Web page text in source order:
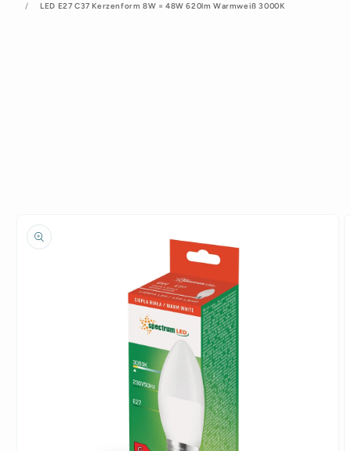
LED E27 C37 Kerzenform 8W = 48W 620lm Warmweiß 3000K